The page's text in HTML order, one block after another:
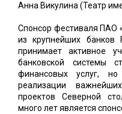
Анна Викулина (Театр
Спонсор фестиваля ПАО
из крупнейших
принимает активное
банковской системы
финансовых услуг,
реализации
проектов Северной
много лет является